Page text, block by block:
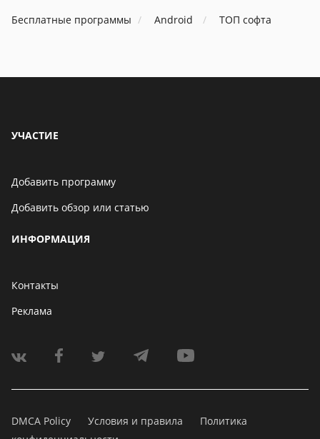
Бесплатные программы Android ТОП софта
УЧАСТИЕ
Добавить программу
Добавить обзор или статью
ИНФОРМАЦИЯ
Контакты
Реклама
DMCA Policy Условия и правила
Политика